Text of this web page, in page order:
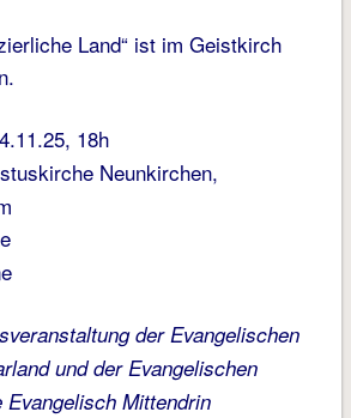
Land“ ist im Geistkirch
18h
Neunkirchen,
der Evangelischen
und der Evangelischen
Evangelisch Mittendrin